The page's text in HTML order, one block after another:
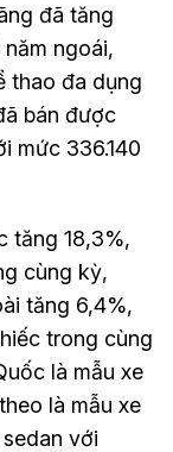
đã tăng
ngoái,
thao đa dụng
bán được
mức 336.140
tăng 18,3%,
cùng kỳ,
tăng 6,4%,
trong cùng
là mẫu xe
là mẫu xe
với